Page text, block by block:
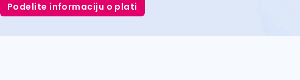
Podelite informaciju o plati